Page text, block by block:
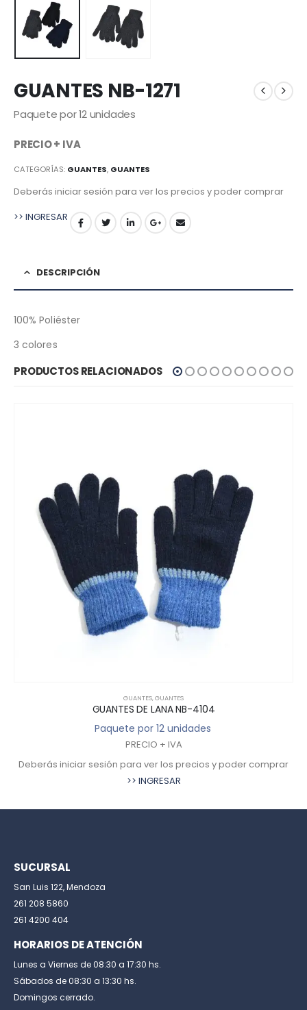
GUANTES NB-1271
Paquete por 12 unidades
PRECIO + IVA
CATEGORÍAS: GUANTES, GUANTES
Deberás iniciar sesión para ver los precios y poder comprar
>> INGRESAR
DESCRIPCIÓN
100% Poliéster
3 colores
PRODUCTOS RELACIONADOS
GUANTES,GUANTES
GUANTES DE LANA NB-4104
Paquete por 12 unidades
PRECIO + IVA
Deberás iniciar sesión para ver los precios y poder comprar
>> INGRESAR
SUCURSAL
San Luis 122, Mendoza
261 208 5860
261 4200 404
HORARIOS DE ATENCIÓN
Lunes a Viernes de 08:30 a 17:30 hs.
Sábados de 08:30 a 13:30 hs.
Domingos cerrado.